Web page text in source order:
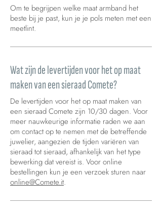
Om te begrijpen welke maat armband het
beste bij je past, kun je je pols meten met een
meetlint.
Wat zijn de levertijden voor het op maat
maken van een sieraad Comete?
De levertijden voor het op maat maken van
een sieraad Comete zijn 10/30 dagen. Voor
meer nauwkeurige informatie raden we aan
om contact op te nemen met de betreffende
juwelier, aangezien de tijden variëren van
sieraad tot sieraad, afhankelijk van het type
bewerking dat vereist is. Voor online
bestellingen kun je een verzoek sturen naar
online@Comete.it.